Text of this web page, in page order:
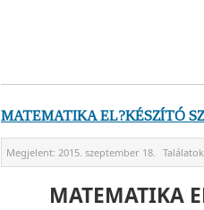
MATEMATIKA EL?KÉSZÍTÓ
Megjelent: 2015. szeptember 18.
MATEMATIKA